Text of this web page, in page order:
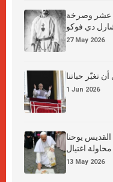
عشر وصرخة
دي فوكو
27 May 2026
تغيّر حياتنا
1 Jun 2026
القديس يوحنا
اغتيال
13 May 2026